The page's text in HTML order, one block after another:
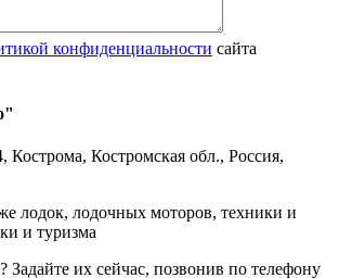
конфиденциальности сайта
Костромская обл., Россия,
лодок, лодочных моторов, техники и
и туризма
Задайте их сейчас, позвонив по телефону